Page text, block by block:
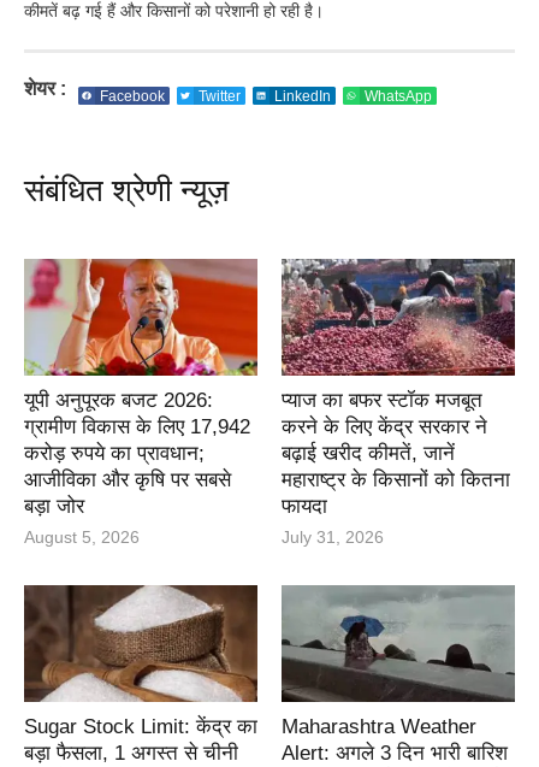
कीमतें बढ़ गई हैं और किसानों को परेशानी हो रही है।
शेयर : Facebook Twitter LinkedIn WhatsApp
संबंधित श्रेणी न्यूज़
यूपी अनुपूरक बजट 2026:
ग्रामीण विकास के लिए 17,942
करोड़ रुपये का प्रावधान;
आजीविका और कृषि पर सबसे
बड़ा जोर
August 5, 2026
प्याज का बफर स्टॉक मजबूत
करने के लिए केंद्र सरकार ने
बढ़ाई खरीद कीमतें, जानें
महाराष्ट्र के किसानों को कितना
फायदा
July 31, 2026
Sugar Stock Limit: केंद्र का
बड़ा फैसला, 1 अगस्त से चीनी
Maharashtra Weather
Alert: अगले 3 दिन भारी बारिश